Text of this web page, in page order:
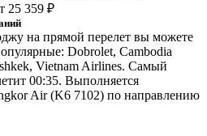
25 359 ₽
на прямой перелет вы можете
Dobrolet, Cambodia
Vietnam Airlines. Самый
00:35. Выполняется
Air (K6 7102) по направлению